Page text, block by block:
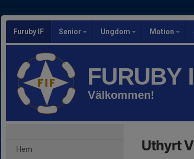
Furuby IF Senior Ungdom Motion
FURUBY
Välkommen!
Hem Uthyrt